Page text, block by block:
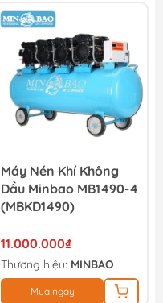
Máy Nén Khí Không
Dầu Minbao MB1490-4
(MBKD1490)
11.000.000₫
Thương hiệu: MINBAO
Mua ngay